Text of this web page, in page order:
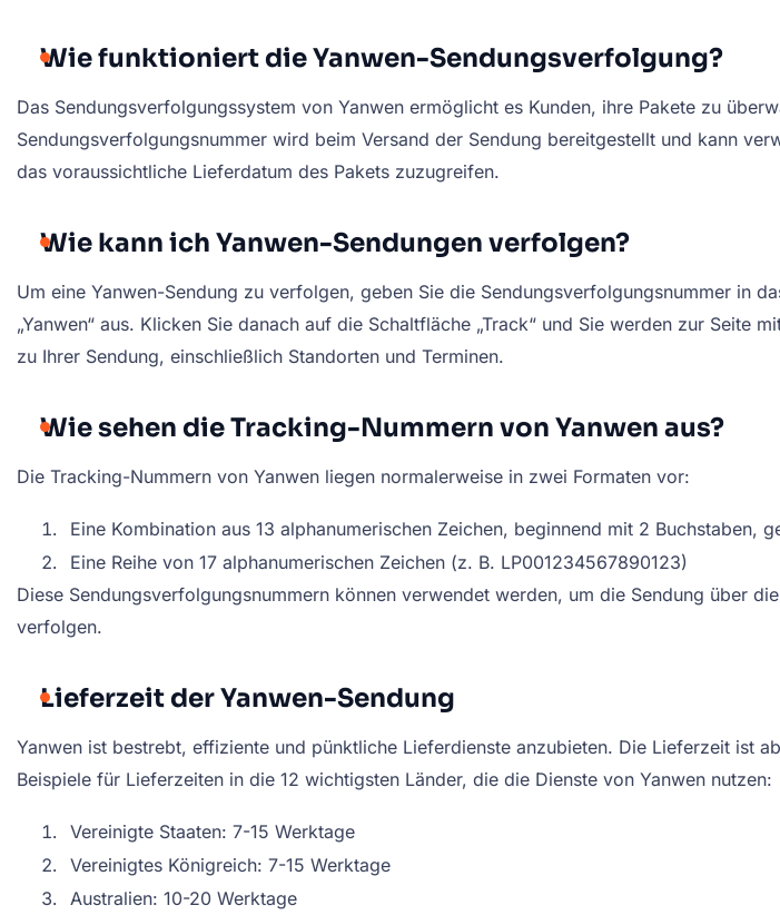
Wie funktioniert die Yanwen-Sendungsverfolgung?
Das Sendungsverfolgungssystem von Yanwen ermöglicht es Kunden, ihre Pakete zu
Sendungsverfolgungsnummer wird beim Versand der Sendung bereitgestellt und kann
das voraussichtliche Lieferdatum des Pakets zuzugreifen.
Wie kann ich Yanwen-Sendungen verfolgen?
Um eine Yanwen-Sendung zu verfolgen, geben Sie die Sendungsverfolgungsnummer in
„Yanwen“ aus. Klicken Sie danach auf die Schaltfläche „Track“ und Sie werden zur
zu Ihrer Sendung, einschließlich Standorten und Terminen.
Wie sehen die Tracking-Nummern von Yanwen aus?
Die Tracking-Nummern von Yanwen liegen normalerweise in zwei Formaten vor:
Eine Kombination aus 13 alphanumerischen Zeichen, beginnend mit 2 Buchstaben,
Eine Reihe von 17 alphanumerischen Zeichen (z. B. LP001234567890123)
Diese Sendungsverfolgungsnummern können verwendet werden, um die Sendung über
verfolgen.
Lieferzeit der Yanwen-Sendung
Yanwen ist bestrebt, effiziente und pünktliche Lieferdienste anzubieten. Die Lieferzeit ist
Beispiele für Lieferzeiten in die 12 wichtigsten Länder, die die Dienste von Yanwen nutzen:
Vereinigte Staaten: 7-15 Werktage
Vereinigtes Königreich: 7-15 Werktage
Australien: 10-20 Werktage